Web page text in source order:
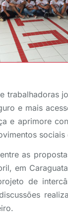
trabalhadoras
e mais
e aprimore
sociais
as
em
de